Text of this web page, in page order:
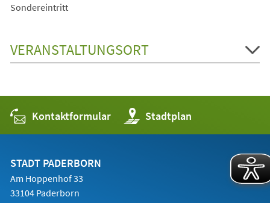
Sondereintritt
VERANSTALTUNGSORT
Kontaktformular Stadtplan
(Öffnet
in
einem
STADT PADERBORN
Am Hoppenhof 33
33104 Paderborn